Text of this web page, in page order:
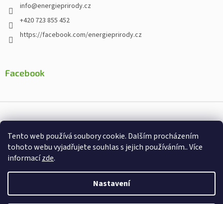
Tento web používá soubory cookie. Dalším procházením
tohoto webu vyjadřujete souhlas s jejich používáním.. Více
informacízde.
Nastavení
info@energieprirody.cz
+420 723 855 452
https://facebook.com/energieprirody.cz
Facebook
Nakodoval:Štefan Mazáň
doplňky stravy. Všechna práva vyhrazena.